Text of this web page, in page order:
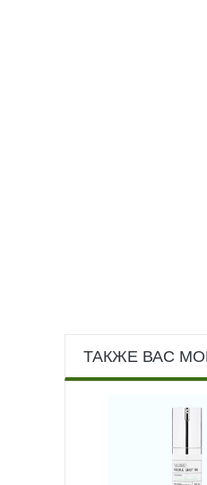
ТАКЖЕ ВАС